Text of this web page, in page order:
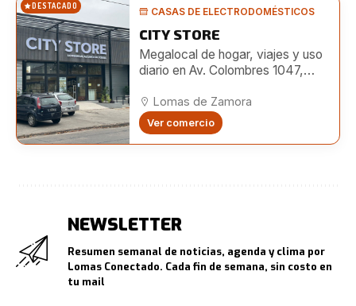
DESTACADO CASAS DE ELECTRODOMÉSTICOS
CITY STORE
Megalocal de hogar, viajes y uso
diario en Av. Colombres 1047,
importación directa.
Lomas de Zamora
Ver comercio
NEWSLETTER
Resumen semanal de noticias, agenda y clima por
Lomas Conectado. Cada fin de semana, sin costo en
tu mail